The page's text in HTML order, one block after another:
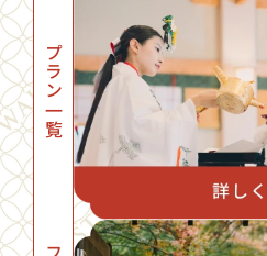
プラン一覧